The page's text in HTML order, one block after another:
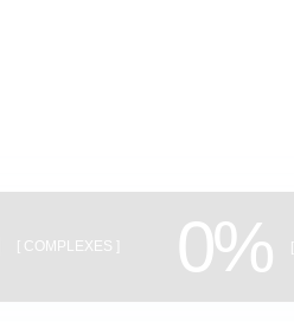
0%
[ COMPLEXES ]